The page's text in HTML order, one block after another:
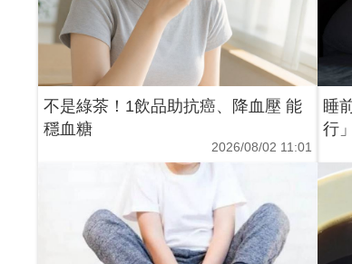
不是綠茶！1飲品助抗癌、降血壓 能
穩血糖
2026/08/02 11:01
睡
行」